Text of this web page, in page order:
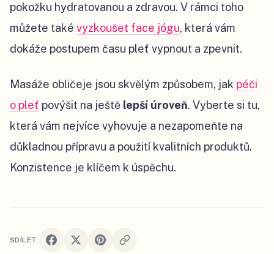
pokožku hydratovanou a zdravou. V rámci toho
můžete také vyzkoušet face jógu, která vám
dokáže postupem času pleť vypnout a zpevnit.
Masáže obličeje jsou skvělým způsobem, jak péči
o pleť povýšit na ještě lepší úroveň. Vyberte si tu,
která vám nejvíce vyhovuje a nezapomeňte na
důkladnou přípravu a použití kvalitních produktů.
Konzistence je klíčem k úspěchu.
SDÍLET: